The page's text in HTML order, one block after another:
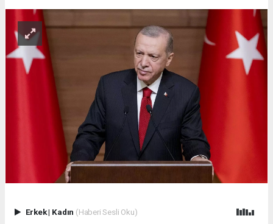
Erkek| Kadın (Haberi Sesli Oku)